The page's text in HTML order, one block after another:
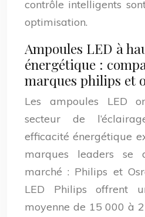
contrôle intelligents
optimisation.
Ampoules LED à
énergétique :
marques philips et
Les ampoules LED
secteur de
efficacité énergétique
marques leaders se
marché : Philips et
LED Philips offrent
moyenne de 15 000 à